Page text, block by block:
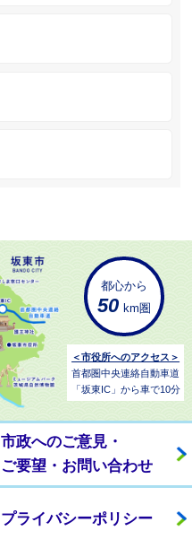
都心から
50 km圏
＜市役所へのアクセス＞
首都圏中央連絡自動車道
「坂東IC」から車で10分
市政へのご意見・
ご要望・お問い合わせ
プライバシーポリシー